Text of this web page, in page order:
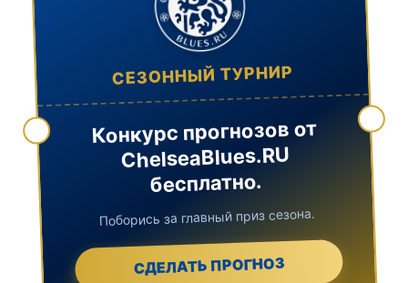
СЕЗОННЫЙ ТУРНИР
Конкурс прогнозов от
ChelseaBlues.RU
бесплатно.
Поборись за главный приз сезона.
СДЕЛАТЬ ПРОГНОЗ